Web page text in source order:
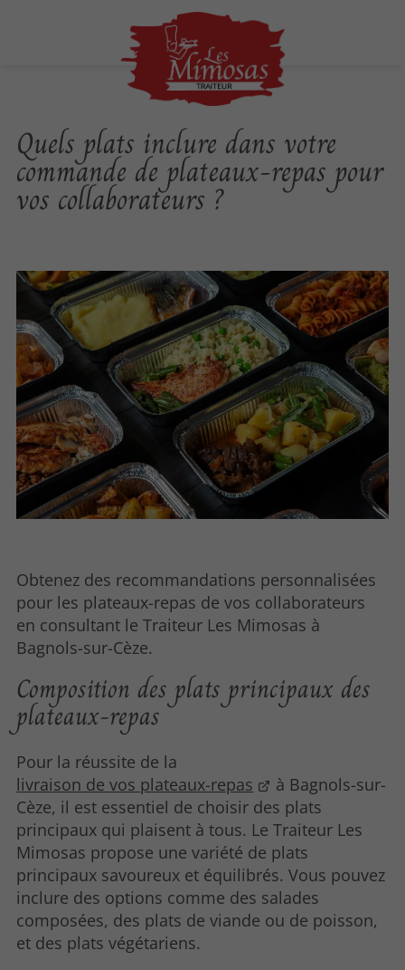
Quels plats inclure dans votre
commande de plateaux-repas pour
vos collaborateurs ?
Obtenez des recommandations personnalisées
pour les plateaux-repas de vos collaborateurs
en consultant le Traiteur Les Mimosas à
Bagnols-sur-Cèze.
Composition des plats principaux des
plateaux-repas
Pour la réussite de la
livraison de vos plateaux-repas
à Bagnols-sur-
Cèze, il est essentiel de choisir des plats
principaux qui plaisent à tous. Le Traiteur Les
Mimosas propose une variété de plats
principaux savoureux et équilibrés. Vous pouvez
inclure des options comme des salades
composées, des plats de viande ou de poisson,
et des plats végétariens.